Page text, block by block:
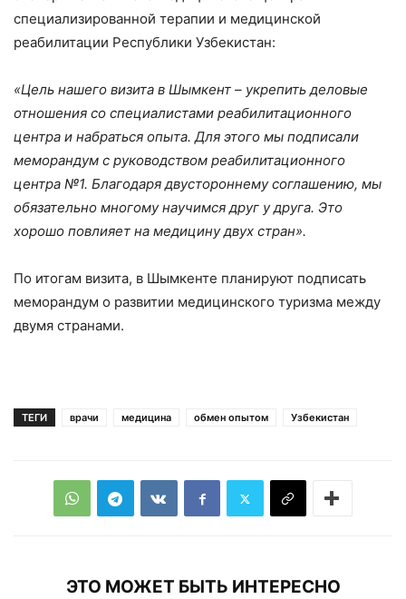
специализированной терапии и медицинской
реабилитации Республики Узбекистан:
«Цель нашего визита в Шымкент – укрепить деловые
отношения со специалистами реабилитационного
центра и набраться опыта. Для этого мы подписали
меморандум с руководством реабилитационного
центра №1. Благодаря двустороннему соглашению, мы
обязательно многому научимся друг у друга. Это
хорошо повлияет на медицину двух стран».
По итогам визита, в Шымкенте планируют подписать
меморандум о развитии медицинского туризма между
двумя странами.
ТЕГИ врачи медицина обмен опытом Узбекистан
ЭТО МОЖЕТ БЫТЬ ИНТЕРЕСНО